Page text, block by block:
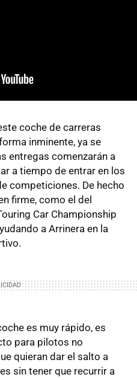
coche de carreras
inminente, ya se
entregas comenzarán a
a tiempo de entrar en los
competiciones. De hecho
firme, como el del
Car Championship
a Arrinera en la
es muy rápido, es
para pilotos no
quieran dar el salto a
sin tener que recurrir a